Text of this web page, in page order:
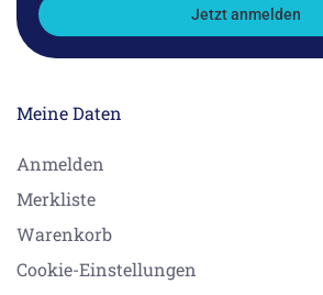
Jetzt anmelden
Meine Daten
Anmelden
Merkliste
Warenkorb
Cookie-Einstellungen